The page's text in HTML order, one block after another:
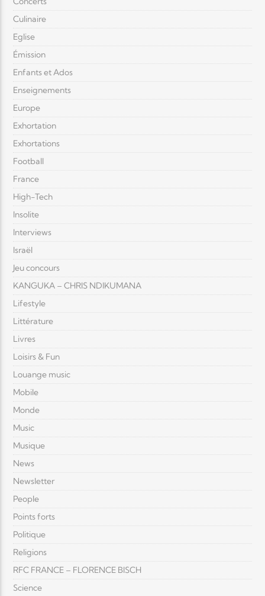
Culinaire
Eglise
Émission
Enfants et Ados
Enseignements
Europe
Exhortation
Exhortations
Football
France
High-Tech
Insolite
Interviews
Israël
Jeu concours
KANGUKA – CHRIS NDIKUMANA
Lifestyle
Littérature
Livres
Loisirs & Fun
Louange music
Mobile
Monde
Music
Musique
News
Newsletter
People
Points forts
Politique
Religions
RFC FRANCE – FLORENCE BISCH
Science